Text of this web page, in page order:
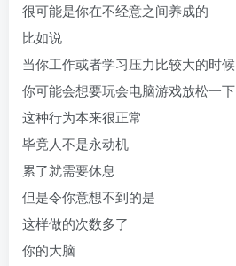
很可能是你在不经意之间养成的
比如说
当你工作或者学习压力比较大的时候
你可能会想要玩会电脑游戏放松一下
这种行为本来很正常
毕竟人不是永动机
累了就需要休息
但是令你意想不到的是
这样做的次数多了
你的大脑